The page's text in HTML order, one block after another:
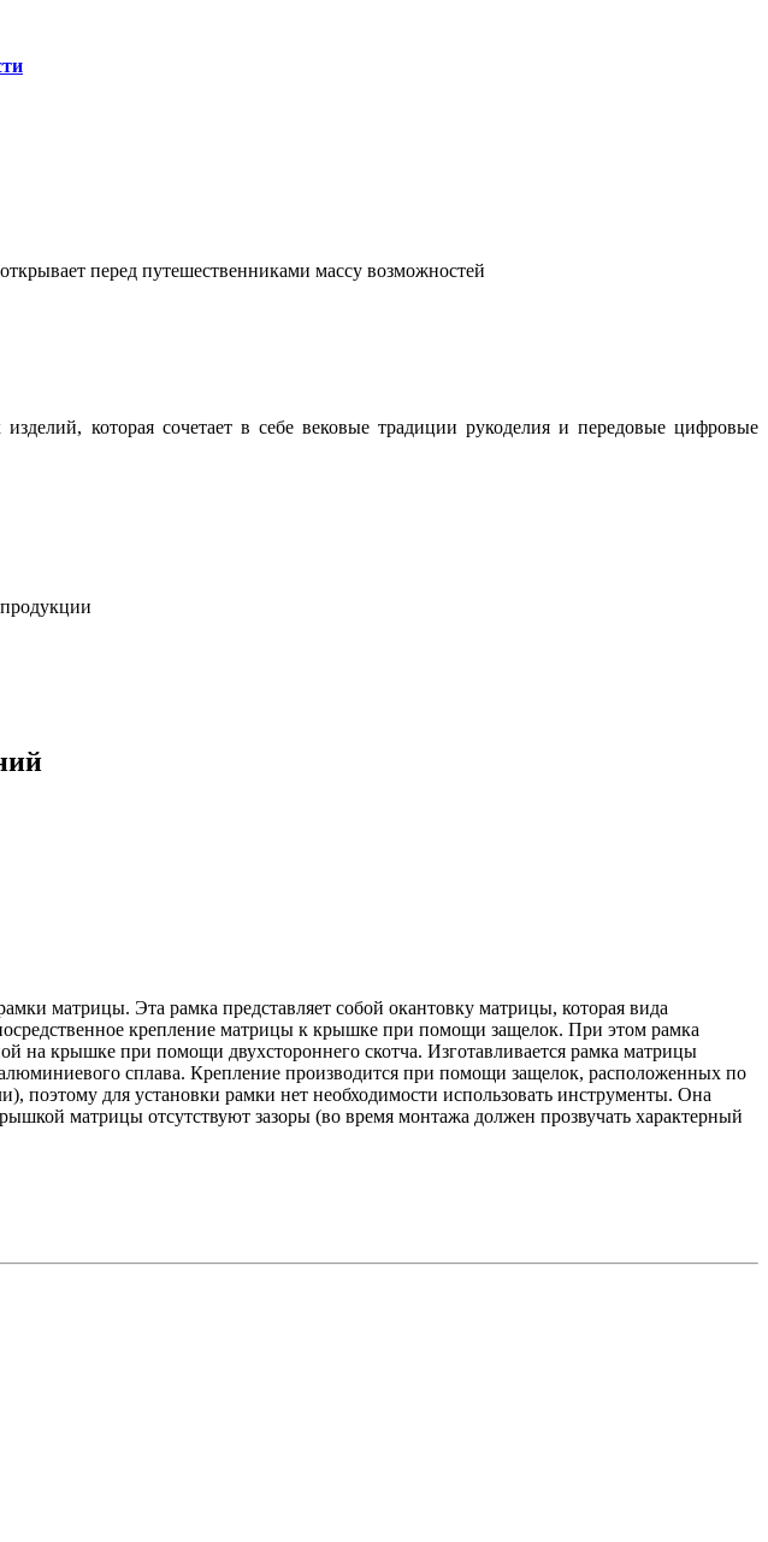
перед путешественниками массу возможностей
которая сочетает в себе вековые традиции рукоделия и передовые цифровые
матрицы. Эта рамка представляет собой окантовку матрицы, которая вида
крепление матрицы к крышке при помощи защелок. При этом рамка
на крышке при помощи двухстороннего скотча. Изготавливается рамка матрицы
сплава. Крепление производится при помощи защелок, расположенных по
поэтому для установки рамки нет необходимости использовать инструменты. Она
матрицы отсутствуют зазоры (во время монтажа должен прозвучать характерный